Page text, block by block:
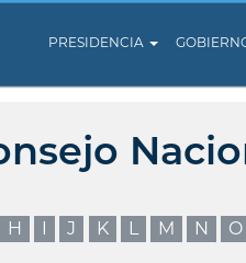
PRESIDENCIA
H I J K L M N O